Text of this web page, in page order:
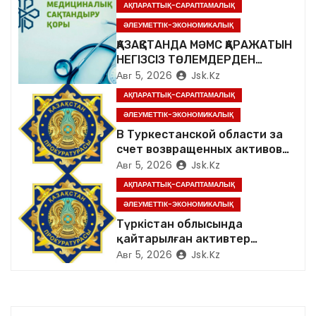
я
п
а
и
с
АҚПАРАТТЫҚ-САРАПТАМАЛЫҚ
ӘЛЕУМЕТТІК-ЭКОНОМИКАЛЫҚ
ҚАЗАҚСТАНДА МӘМС ҚАРАЖАТЫН
НЕГІЗСІЗ ТӨЛЕМДЕРДЕН
ҚОРҒАУДЫҢ ЖАҢА ЖҮЙЕСІ
ҚҰРЫЛУДА
Авг 5, 2026 Jsk.kz
АҚПАРАТТЫҚ-САРАПТАМАЛЫҚ
ӘЛЕУМЕТТІК-ЭКОНОМИКАЛЫҚ
В Туркестанской области за
счет возвращенных активов
население обеспечено
качественной питьевой водой
Авг 5, 2026 Jsk.kz
АҚПАРАТТЫҚ-САРАПТАМАЛЫҚ
ӘЛЕУМЕТТІК-ЭКОНОМИКАЛЫҚ
Түркістан облысында
қайтарылған активтер
есебінен халық сапалы ауыз
Авг 5, 2026 Jsk.kz